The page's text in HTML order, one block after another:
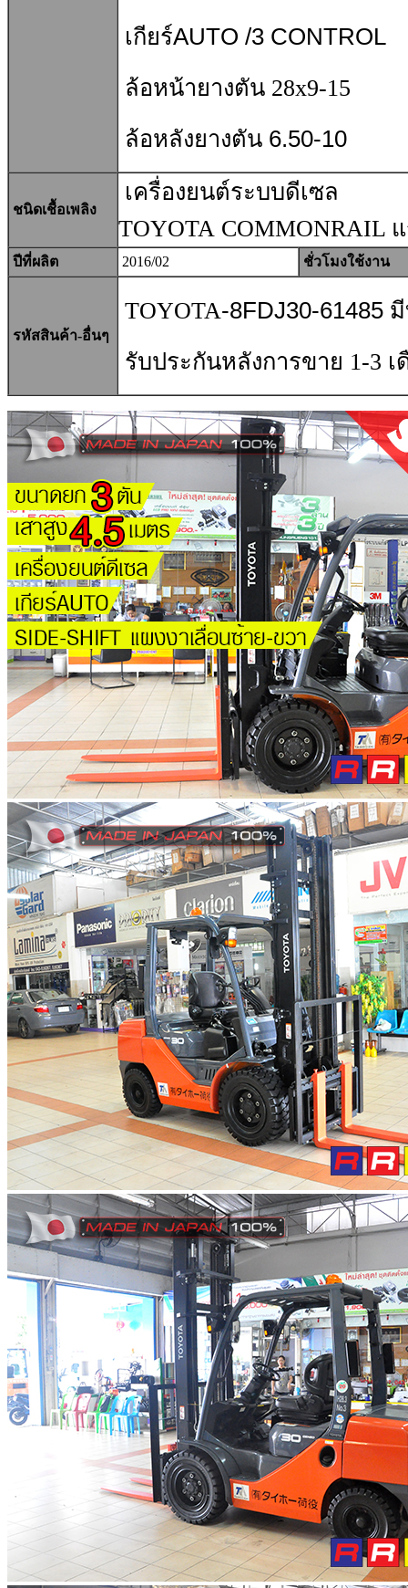
เกียร์AUTO /3 CONTROL
ล้อหน้ายางตัน 28x9-15
ล้อหลังยางตัน 6.50-10
ชนิดเชื้อเพลิง
เครื่องยนต์ระบบดีเซล
TOYOTA COMMONRAIL
ปีที่ผลิต 2016/02 ชั่วโมงใช้งาน
รหัสสินค้า-อื่นๆ
TOYOTA-8FDJ30-61485
รับประกันหลังการขาย 1-3 เ